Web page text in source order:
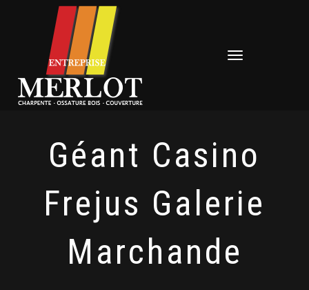
Déplier
Géant Casino
Frejus Galerie
Marchande